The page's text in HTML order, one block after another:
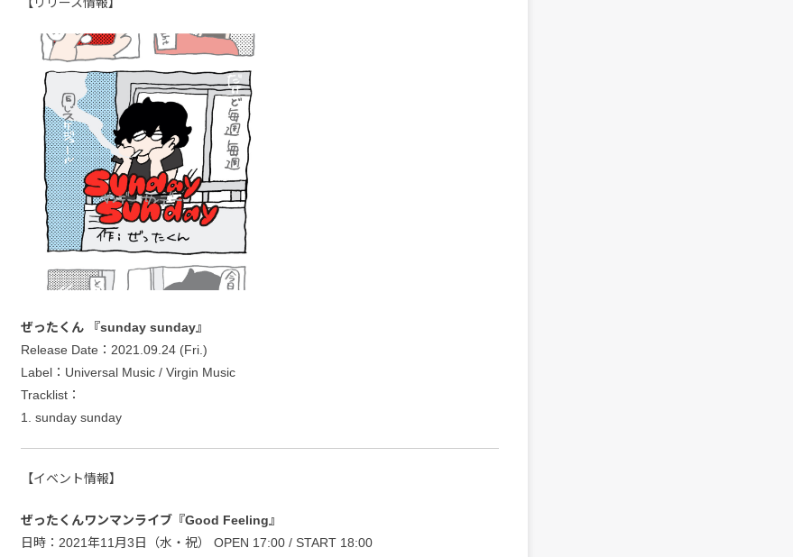
ぜったくん 『sunday sunday』
Release Date：2021.09.24 (Fri.)
Label：Universal Music / Virgin Music
Tracklist：
1. sunday sunday
【イベント情報】
ぜったくんワンマンライブ『Good Feeling』
日時：2021年11月3日（水・祝） OPEN 17:00 / START 18:00